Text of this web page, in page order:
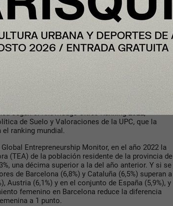
ciudad preferida de Europa iniciar una start-up,
como el primer ecosistema de start-ups en
año 2023 (según StartupBlink) y entra dentro del
Ecosystem Report 2023 de Startup Genome.
de Europa que capta más inversión tecnológica
Barcelona es la séptima ciudad de Europa en
según el Knowledge Cities Ranking 2022,
de Suelo y Valoraciones de la UPC, que la
el ranking mundial.
Entrepreneurship Monitor, en el año 2022 la
(TEA) de la población residente de la provincia de
una décima superior a la del año anterior. Y si se
de Barcelona (6,8%) y Cataluña (6,5%) superan a
Austria (6,1%) y en el conjunto de España (5,9%), y
femenino en Barcelona reduce la diferencia
a 1 punto.